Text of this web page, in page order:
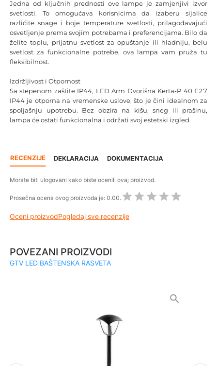
Jedna od ključnih prednosti ove lampe je zamjenjivi izvor
svetlosti. To omogućava korisnicima da izaberu sijalice
različite snage i boje temperature svetlosti, prilagođavajući
osvetljenje prema svojim potrebama i preferencijama. Bilo da
želite toplu, prijatnu svetlost za opuštanje ili hladniju, belu
svetlost za funkcionalne potrebe, ova lampa vam pruža tu
fleksibilnost.
Izdržljivost i Otpornost
Sa stepenom zaštite IP44, LED Arm Dvorišna Kerta-P 40 E27
IP44 je otporna na vremenske uslove, što je čini idealnom za
spoljašnju upotrebu. Bez obzira na kišu, sneg ili prašinu,
lampa će ostati funkcionalna i održati svoj estetski izgled.
RECENZIJE DEKLARACIJA DOKUMENTACIJA
Morate biti ulogovani kako biste ocenili ovaj proizvod.
Prosečna ocena ovog proizvoda je: 0.00.
Oceni proizvodPogledaj sve recenzije
POVEZANI PROIZVODI
GTV LED BAŠTENSKA RASVETA